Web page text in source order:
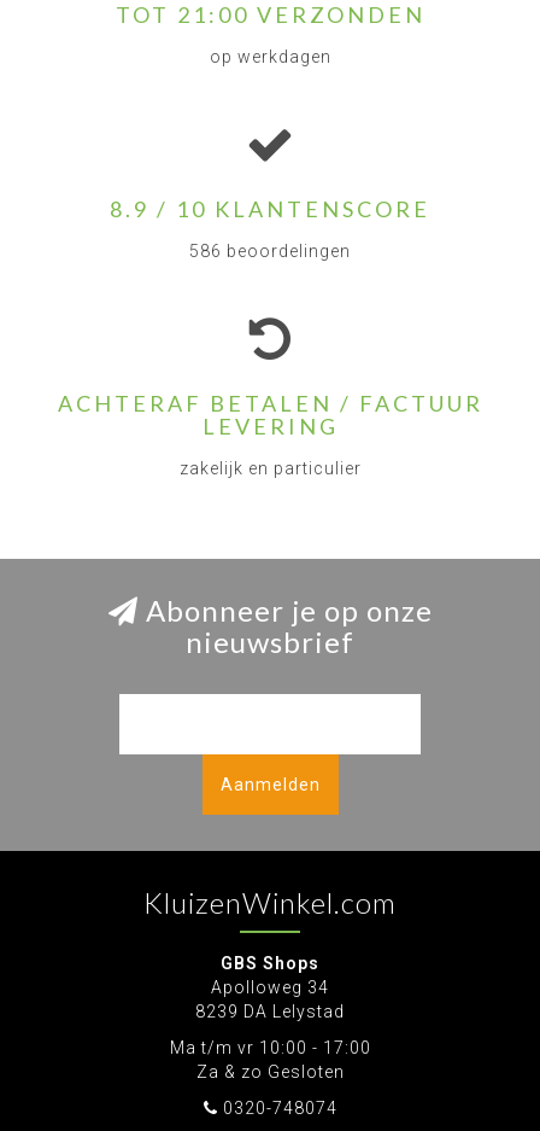
TOT 21:00 VERZONDEN
op werkdagen
8.9 / 10 KLANTENSCORE
586 beoordelingen
ACHTERAF BETALEN / FACTUUR
LEVERING
zakelijk en particulier
Abonneer je op onze
nieuwsbrief
Aanmelden
KluizenWinkel.com
GBS Shops
Apolloweg 34
8239 DA Lelystad
Ma t/m vr 10:00 - 17:00
Za & zo Gesloten
0320-748074